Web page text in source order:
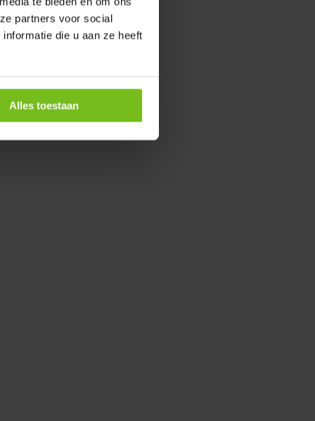
partners voor social
die u aan ze heeft
Alles toestaan